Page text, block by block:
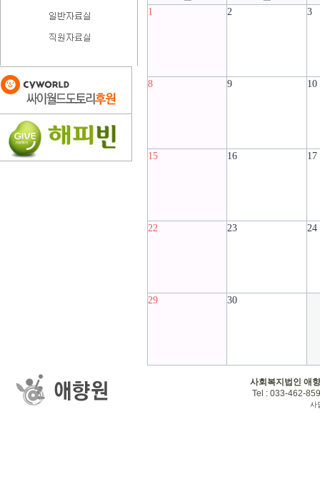
1
2 3
8 9 10
15 16 17
22 23 24
29 30
사회복지법인 애
Tel : 033-462-
사